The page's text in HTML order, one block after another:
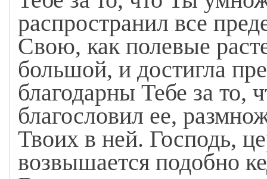
распространил все
Свою, как полевые
большой, и достигла
благодарны Тебе за то,
благословил ее,
Твоих в ней. Господь,
возвышается подобно